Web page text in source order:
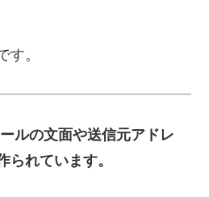
。
ルの文面や送信元アドレ
れています。